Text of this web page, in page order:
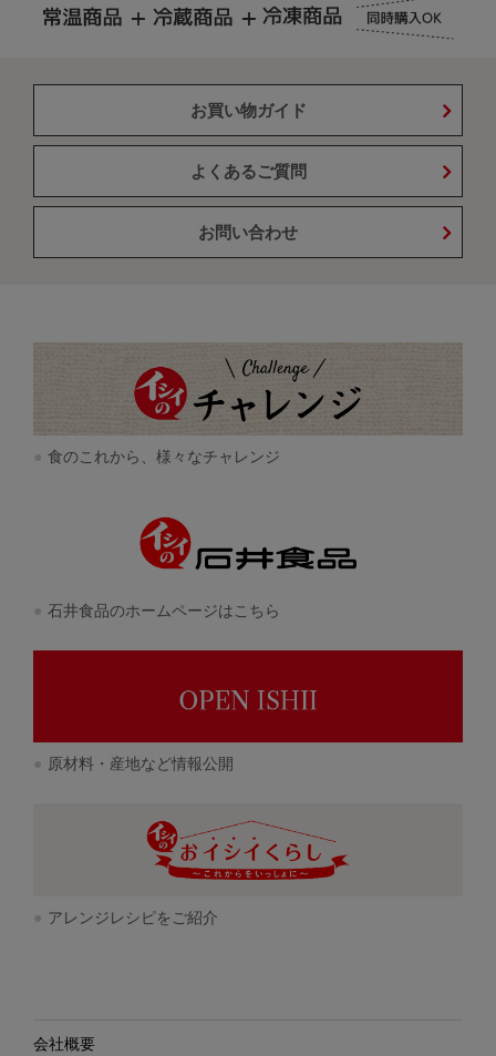
お買い物ガイド
よくあるご質問
お問い合わせ
食のこれから、様々なチャレンジ
石井食品のホームページはこちら
原材料・産地など情報公開
アレンジレシピをご紹介
会社概要